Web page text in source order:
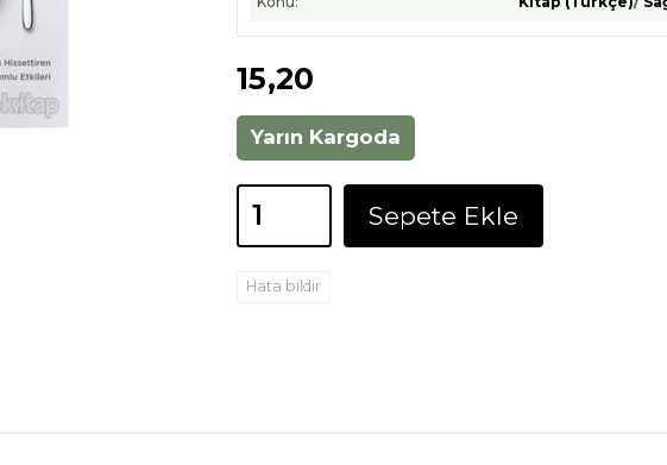
15,20
Yarın Kargoda
Sepete Ekle
Hata bildir